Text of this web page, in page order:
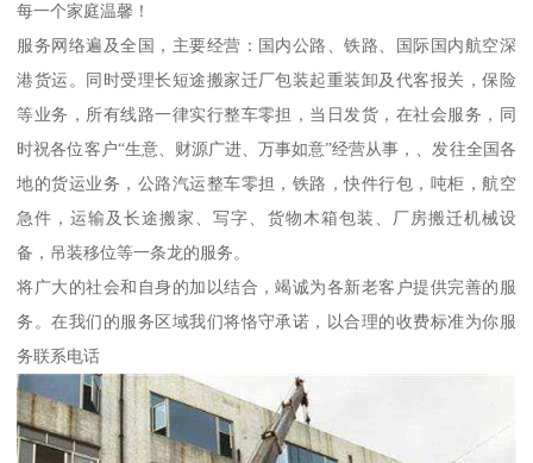
每一个家庭温馨！
服务网络遍及全国，主要经营：国内公路、铁路、国际国内航空深
港货运。同时受理长短途搬家迁厂包装起重装卸及代客报关，保险
等业务，所有线路一律实行整车零担，当日发货，在社会服务，同
时祝各位客户“生意、财源广进、万事如意”经营从事，、发往全国各
地的货运业务，公路汽运整车零担，铁路，快件行包，吨柜，航空
急件，运输及长途搬家、写字、货物木箱包装、厂房搬迁机械设
备，吊装移位等一条龙的服务。
将广大的社会和自身的加以结合，竭诚为各新老客户提供完善的服
务。在我们的服务区域我们将恪守承诺，以合理的收费标准为你服
务联系电话